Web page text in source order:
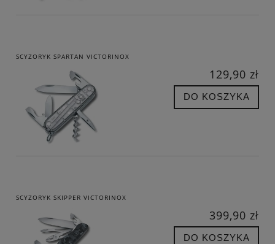
SCYZORYK SPARTAN VICTORINOX
129,90 zł
DO KOSZYKA
SCYZORYK SKIPPER VICTORINOX
399,90 zł
DO KOSZYKA